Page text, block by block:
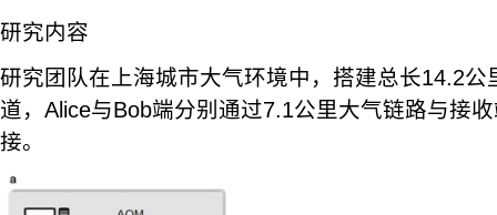
研究内容
研究团队在上海城市大气环境中，搭建总长14.2公
道，Alice与Bob端分别通过7.1公里大气链路与接
接。